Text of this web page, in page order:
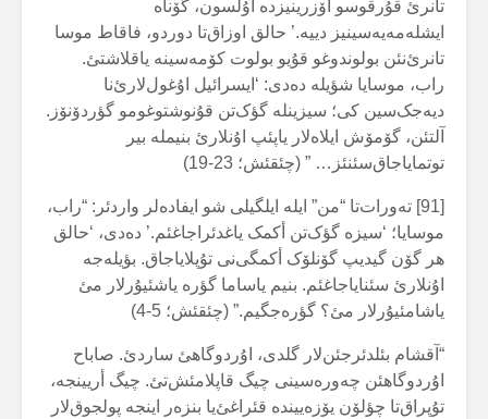
تانرئ قۇرقوسو اۆزرینیزدە اۇلسون، گۆناە
ایشلەمەیەسینیز دییە.’ حالق اوزاق‌تا دوردو، فاقاط موسا
تانرئ‌نئن بولوندوغو قۇیو بولوت کۆمەسینە یاقلاشتئ.
راب، موسایا شؤیلە دەدی: ‘ایسرائیل اۇغول‌لارئ‌نا
دیەجک‌سین کی؛ سیزینلە گؤک‌تن قۇنوشتوغومو گؤردۆنۆز.
آلتئن، گۆمۆش ایلاەلار یاپئپ اۇنلارئ بنیملە بیر
توتمایاجاق‌سئنئز… ” (چئقئش؛ 23-19)
[91] تەورات‌تا “من” ایلە ایلگیلی شو ایفادەلر واردئر: “راب،
موسایا؛ ‘سیزە گؤک‌تن أکمک یاغدئراجاغئم.’ دەدی، ‘حالق
هر گۆن گیدیپ گۆنلۆک أکمگی‌نی تۇپلایاجاق. بؤیلەجە
اۇنلارئ سئنایاجاغئم. بنیم یاساما گؤرە یاشئیۇرلار مئ
یاشامئیۇرلار مئ؟ گؤرەجگیم.” (چئقئش؛ 5-4)
“آقشام بئلدئرجئن‌لار گلدی، اۇردوگاهئ ساردئ. صاباح
اۇردوگاهئن چەورەسینی چیگ قاپلامئش‌تئ. چیگ أریینجە،
تۇپراق‌تا چؤلۆن یۆزەییندە قئراغئ‌یا بنزەر اینجە پولجوق‌لار